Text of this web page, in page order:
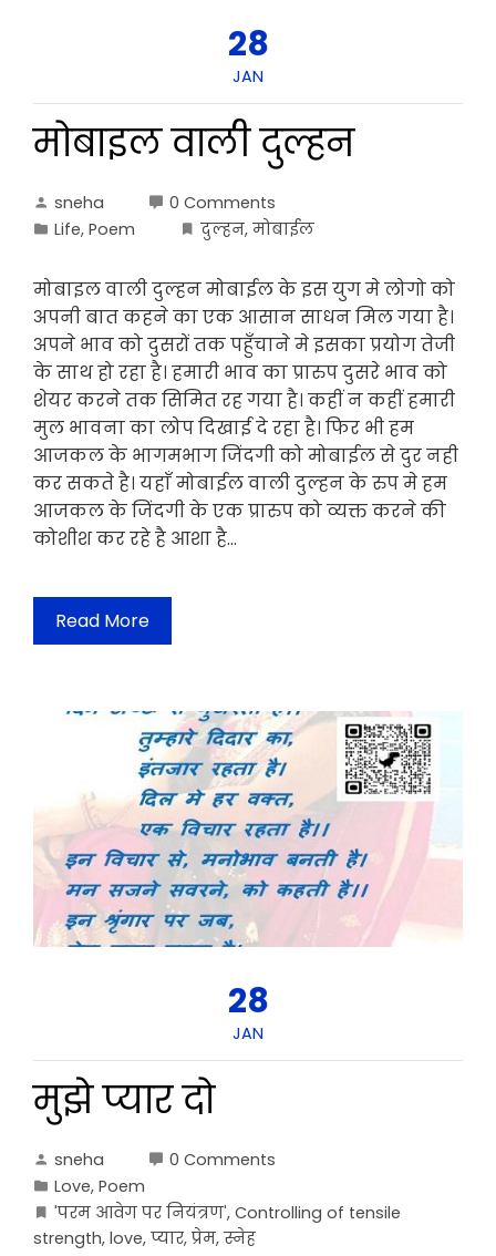
28
JAN
मोबाइल वाली दुल्हन
sneha
0 Comments
Life, Poem दुल्हन, मोबाईल
मोबाइल वाली दुल्हन मोबाईल के इस युग मे लोगो को
अपनी बात कहने का एक आसान साधन मिल गया है।
अपने भाव को दुसरों तक पहुँचाने मे इसका प्रयोग तेजी
के साथ हो रहा है। हमारी भाव का प्रारुप दुसरे भाव को
शेयर करने तक सिमित रह गया है। कहीं न कहीं हमारी
मुल भावना का लोप दिखाई दे रहा है। फिर भी हम
आजकल के भागमभाग जिंदगी को मोबाईल से दुर नही
कर सकते है। यहाँ मोबाईल वाली दुल्हन के रुप मे हम
आजकल के जिंदगी के एक प्रारुप को व्यक्त करने की
कोशीश कर रहे है आशा है…
Read More
28
JAN
मुझे प्यार दो
sneha
0 Comments
Love, Poem
'परम आवेग पर नियंत्रण', Controlling of tensile
strength, love, प्यार, प्रेम, स्नेह